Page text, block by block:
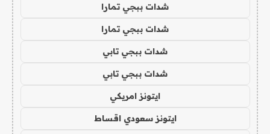
شدات ببجي تمارا
شدات ببجي تمارا
شدات ببجي تابي
شدات ببجي تابي
ايتونز امريكي
ايتونز سعودي اقساط